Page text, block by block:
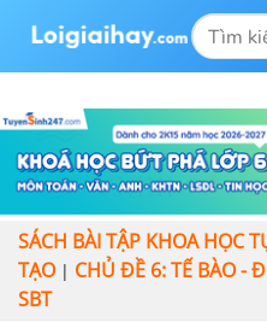
SÁCH BÀI TẬP KHOA HỌC
TẠO| CHỦ ĐỀ 6: TẾ BÀO -
SBT